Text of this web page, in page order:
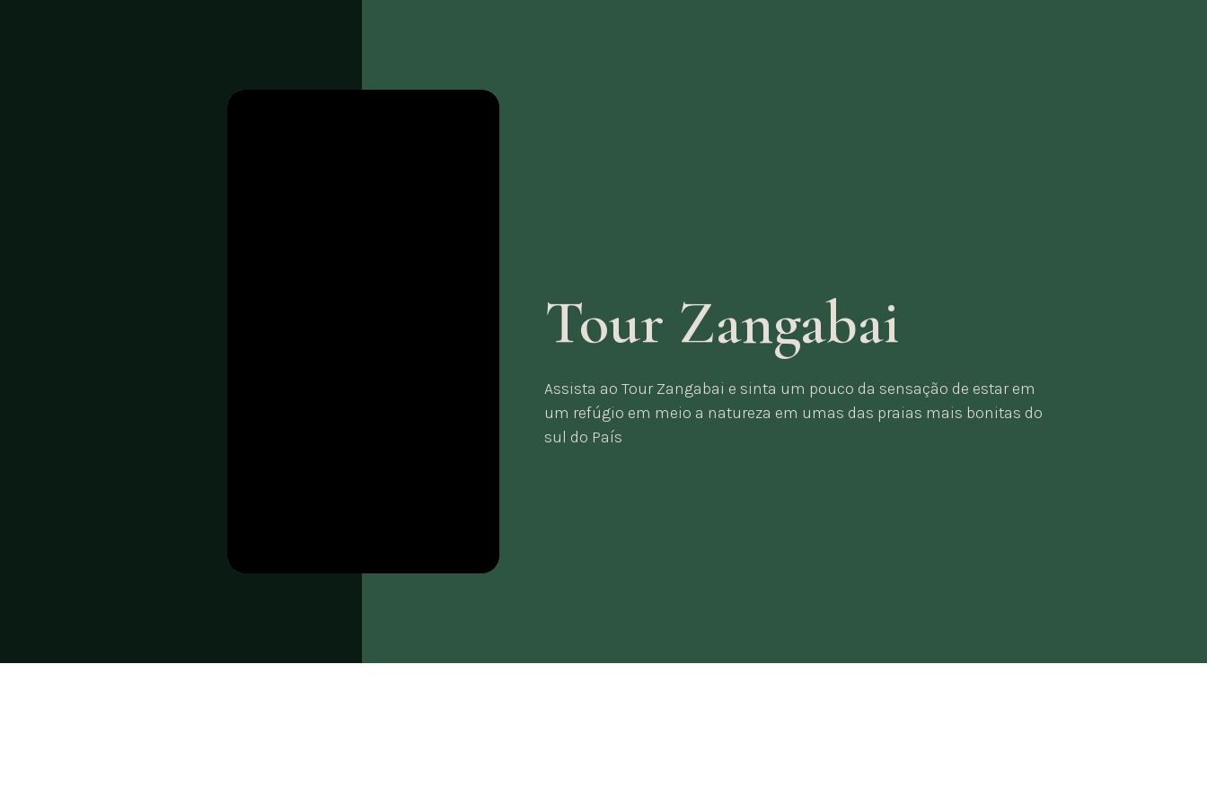
Tour Zangabai
Assista ao Tour Zangabai e sinta um pouco da sensação de estar em
um refúgio em meio a natureza em umas das praias mais bonitas do
sul do País